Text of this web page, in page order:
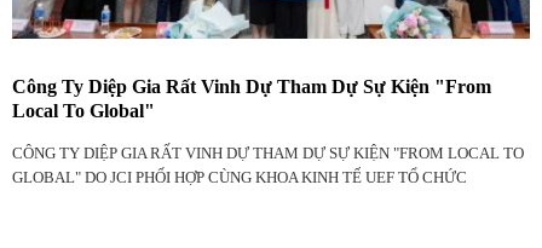
Công Ty Diệp Gia Rất Vinh Dự Tham Dự Sự Kiện "From
Local To Global"
CÔNG TY DIỆP GIA RẤT VINH DỰ THAM DỰ SỰ KIỆN "FROM LOCAL TO
GLOBAL" DO JCI PHỐI HỢP CÙNG KHOA KINH TẾ UEF TỔ CHỨC